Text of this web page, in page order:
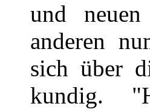
und
anderen
sich über
kundig.